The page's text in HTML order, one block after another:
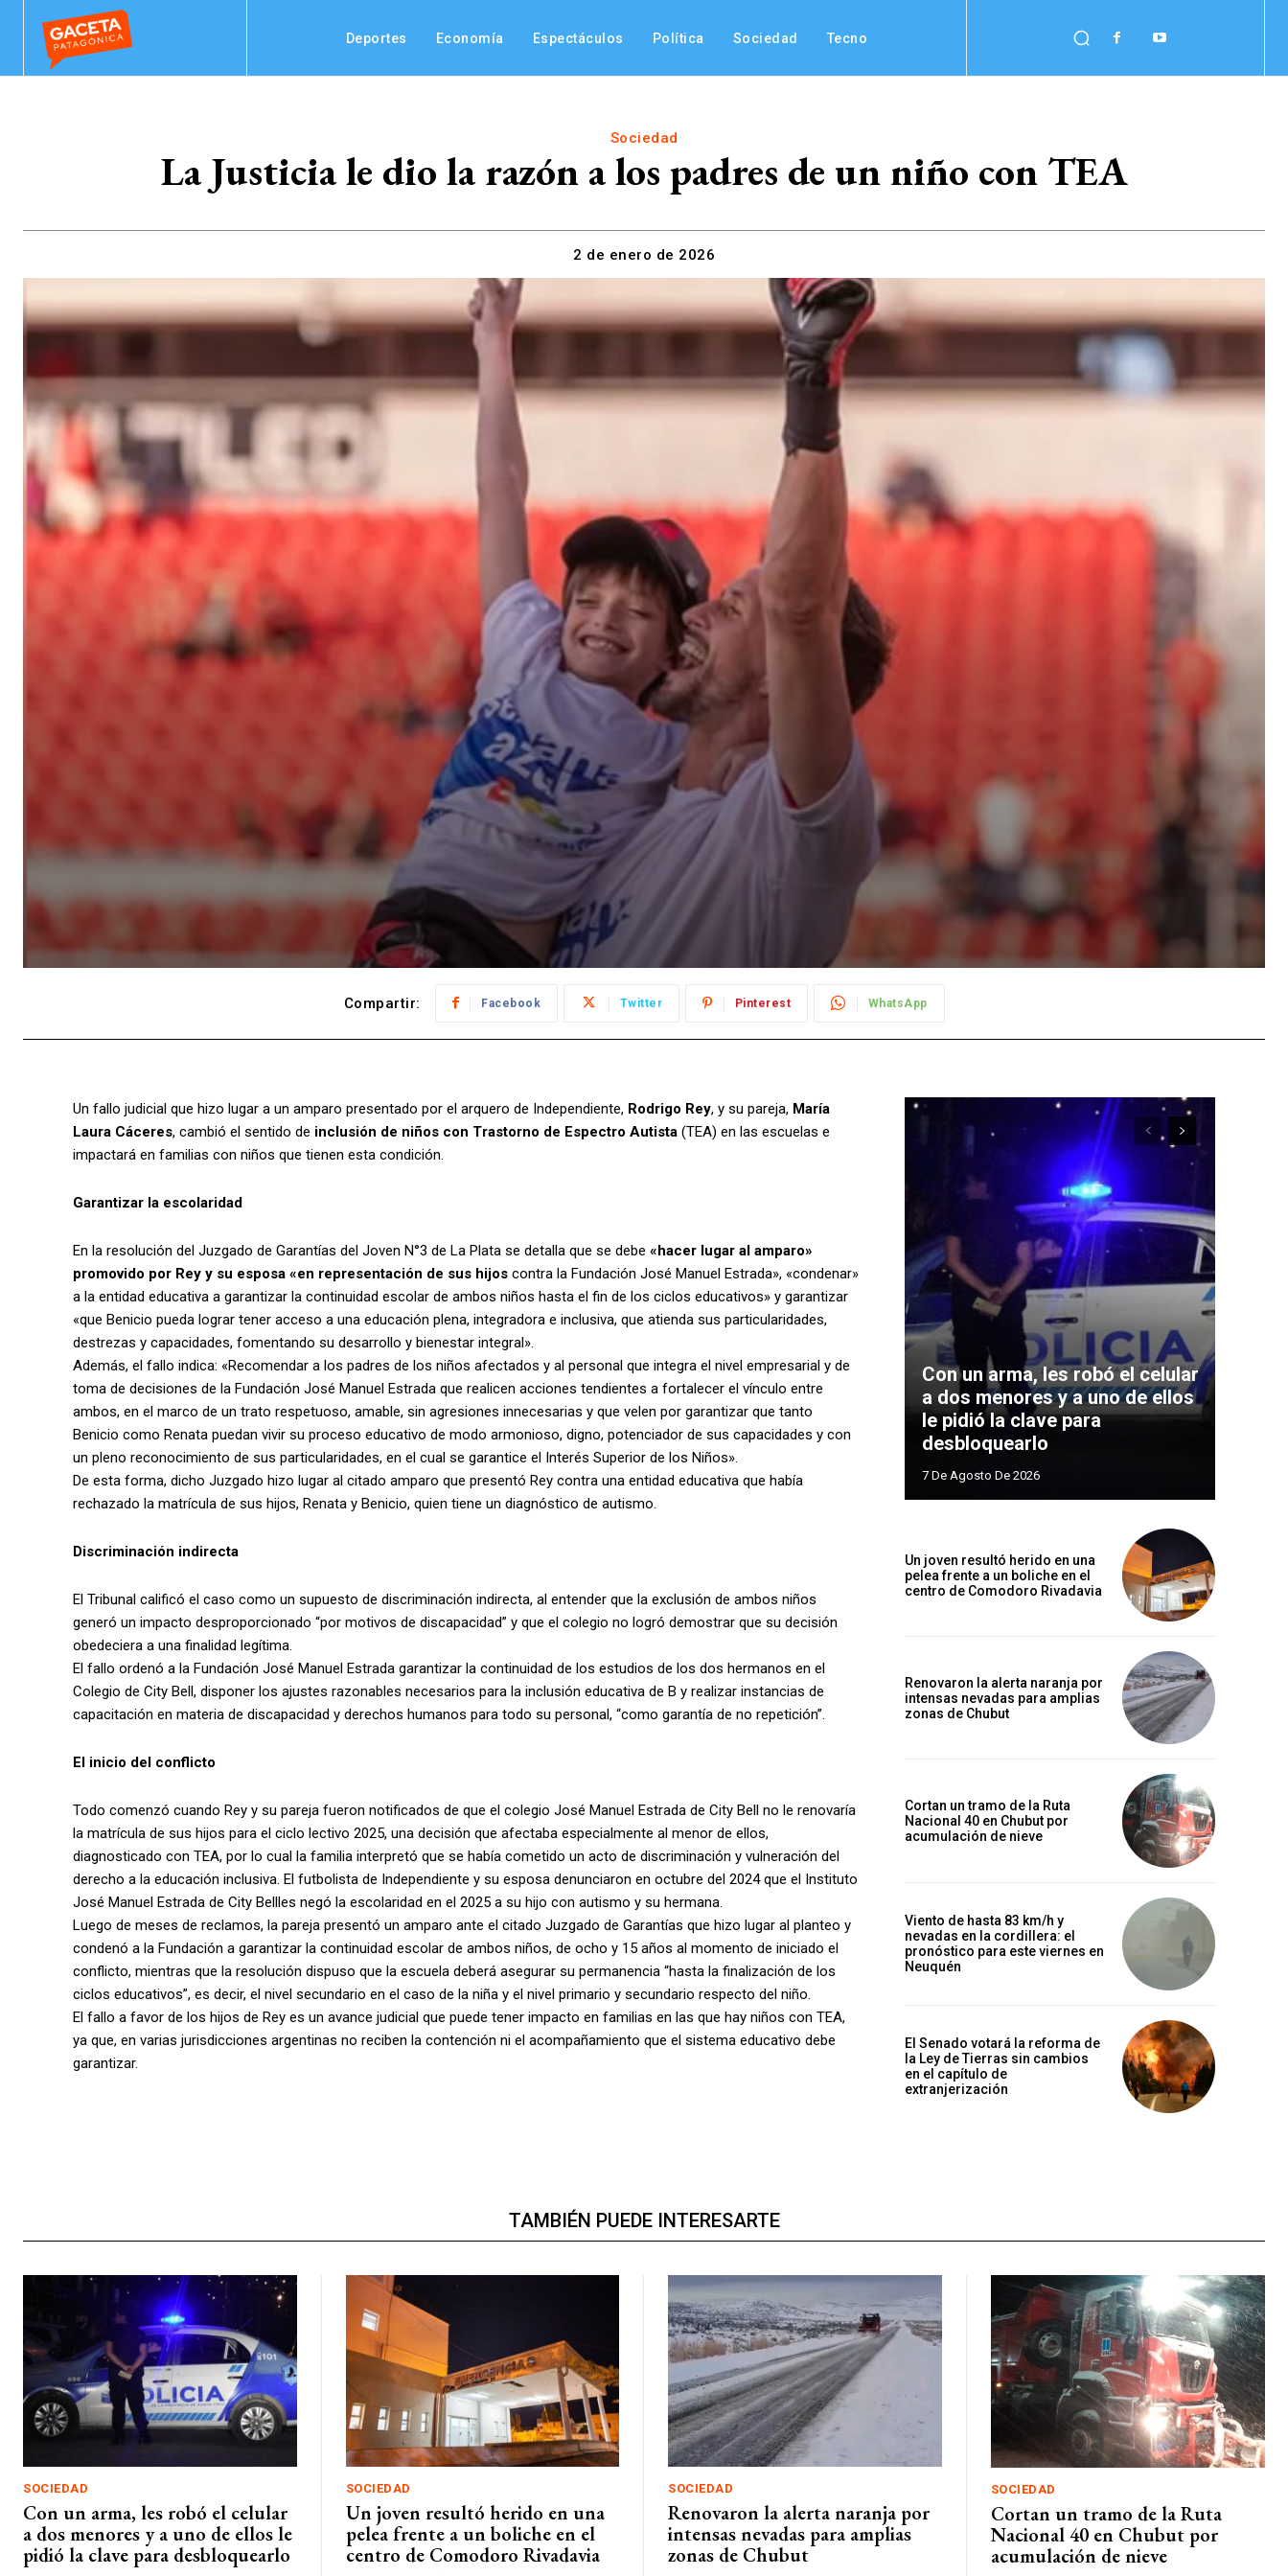
Deportes Economía Espectáculos Política Sociedad Tecno
Sociedad
La Justicia le dio la razón a los padres de un niño con TEA
2 de enero de 2026
Compartir: Facebook Twitter Pinterest WhatsApp
Un fallo judicial que hizo lugar a un amparo presentado por el arquero de Independiente, Rodrigo Rey, y su pareja, María
Laura Cáceres, cambió el sentido de inclusión de niños con Trastorno de Espectro Autista (TEA) en las escuelas e
impactará en familias con niños que tienen esta condición.
Garantizar la escolaridad
En la resolución del Juzgado de Garantías del Joven N°3 de La Plata se detalla que se debe «hacer lugar al amparo»
promovido por Rey y su esposa «en representación de sus hijos contra la Fundación José Manuel Estrada», «condenar»
a la entidad educativa a garantizar la continuidad escolar de ambos niños hasta el fin de los ciclos educativos» y garantizar
«que Benicio pueda lograr tener acceso a una educación plena, integradora e inclusiva, que atienda sus particularidades,
destrezas y capacidades, fomentando su desarrollo y bienestar integral».
Además, el fallo indica: «Recomendar a los padres de los niños afectados y al personal que integra el nivel empresarial y de
toma de decisiones de la Fundación José Manuel Estrada que realicen acciones tendientes a fortalecer el vínculo entre
ambos, en el marco de un trato respetuoso, amable, sin agresiones innecesarias y que velen por garantizar que tanto
Benicio como Renata puedan vivir su proceso educativo de modo armonioso, digno, potenciador de sus capacidades y con
un pleno reconocimiento de sus particularidades, en el cual se garantice el Interés Superior de los Niños».
De esta forma, dicho Juzgado hizo lugar al citado amparo que presentó Rey contra una entidad educativa que había
rechazado la matrícula de sus hijos, Renata y Benicio, quien tiene un diagnóstico de autismo.
Discriminación indirecta
El Tribunal calificó el caso como un supuesto de discriminación indirecta, al entender que la exclusión de ambos niños
generó un impacto desproporcionado “por motivos de discapacidad” y que el colegio no logró demostrar que su decisión
obedeciera a una finalidad legítima.
El fallo ordenó a la Fundación José Manuel Estrada garantizar la continuidad de los estudios de los dos hermanos en el
Colegio de City Bell, disponer los ajustes razonables necesarios para la inclusión educativa de B y realizar instancias de
capacitación en materia de discapacidad y derechos humanos para todo su personal, “como garantía de no repetición”.
El inicio del conflicto
Todo comenzó cuando Rey y su pareja fueron notificados de que el colegio José Manuel Estrada de City Bell no le renovaría
la matrícula de sus hijos para el ciclo lectivo 2025, una decisión que afectaba especialmente al menor de ellos,
diagnosticado con TEA, por lo cual la familia interpretó que se había cometido un acto de discriminación y vulneración del
derecho a la educación inclusiva. El futbolista de Independiente y su esposa denunciaron en octubre del 2024 que el Instituto
José Manuel Estrada de City Bellles negó la escolaridad en el 2025 a su hijo con autismo y su hermana.
Luego de meses de reclamos, la pareja presentó un amparo ante el citado Juzgado de Garantías que hizo lugar al planteo y
condenó a la Fundación a garantizar la continuidad escolar de ambos niños, de ocho y 15 años al momento de iniciado el
conflicto, mientras que la resolución dispuso que la escuela deberá asegurar su permanencia “hasta la finalización de los
ciclos educativos”, es decir, el nivel secundario en el caso de la niña y el nivel primario y secundario respecto del niño.
El fallo a favor de los hijos de Rey es un avance judicial que puede tener impacto en familias en las que hay niños con TEA,
ya que, en varias jurisdicciones argentinas no reciben la contención ni el acompañamiento que el sistema educativo debe
garantizar.
Con un arma, les robó el celular
a dos menores y a uno de ellos
le pidió la clave para
desbloquearlo
7 De Agosto De 2026
Un joven resultó herido en una
pelea frente a un boliche en el
centro de Comodoro Rivadavia
Renovaron la alerta naranja por
intensas nevadas para amplias
zonas de Chubut
Cortan un tramo de la Ruta
Nacional 40 en Chubut por
acumulación de nieve
Viento de hasta 83 km/h y
nevadas en la cordillera: el
pronóstico para este viernes en
Neuquén
El Senado votará la reforma de
la Ley de Tierras sin cambios
en el capítulo de
extranjerización
TAMBIÉN PUEDE INTERESARTE
SOCIEDAD
Con un arma, les robó el celular
a dos menores y a uno de ellos le
pidió la clave para desbloquearlo
SOCIEDAD
Un joven resultó herido en una
pelea frente a un boliche en el
centro de Comodoro Rivadavia
SOCIEDAD
Renovaron la alerta naranja por
intensas nevadas para amplias
zonas de Chubut
SOCIEDAD
Cortan un tramo de la Ruta
Nacional 40 en Chubut por
acumulación de nieve